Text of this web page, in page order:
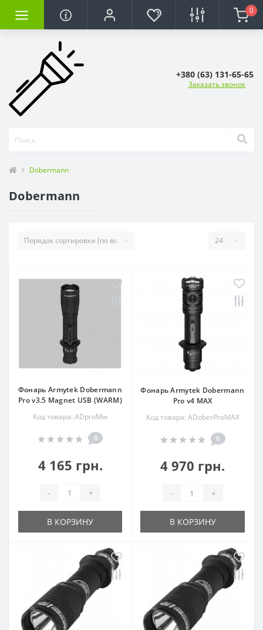
0
+380 (63) 131-65-65
Заказать звонок
Dobermann
Dobermann
Фонарь Armytek Dobermann
Pro v3.5 Magnet USB (WARM)
Код товара: ADproMw
0
4 165 грн.
- +
В КОРЗИНУ
Фонарь Armytek Dobermann
Pro v4 MAX
Код товара: ADoberProMAX
0
4 970 грн.
- +
В КОРЗИНУ